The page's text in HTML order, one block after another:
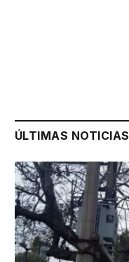
ÚLTIMAS NOTICIAS